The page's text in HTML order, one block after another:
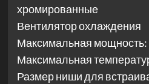
хромированные
Вентилятор охлаждения
Максимальная мощность:
Максимальная
Размер ниши для